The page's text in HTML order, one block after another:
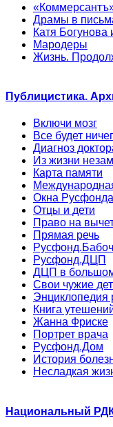
Драмы в
Катя Богунова
Мародеры
Жизнь.
Публицистика.
Включи мозг
Все будет
Диагноз
Из жизни
Карта памяти
Окна Русфонда
Отцы и дети
Право на
Прямая речь
Русфонд.ДЦП
ДЦП в
Свои чужие
Энциклопедия
Книга
Жанна Фриске
Портрет врача
Русфонд.Дом
История
Несладкая
Национальный